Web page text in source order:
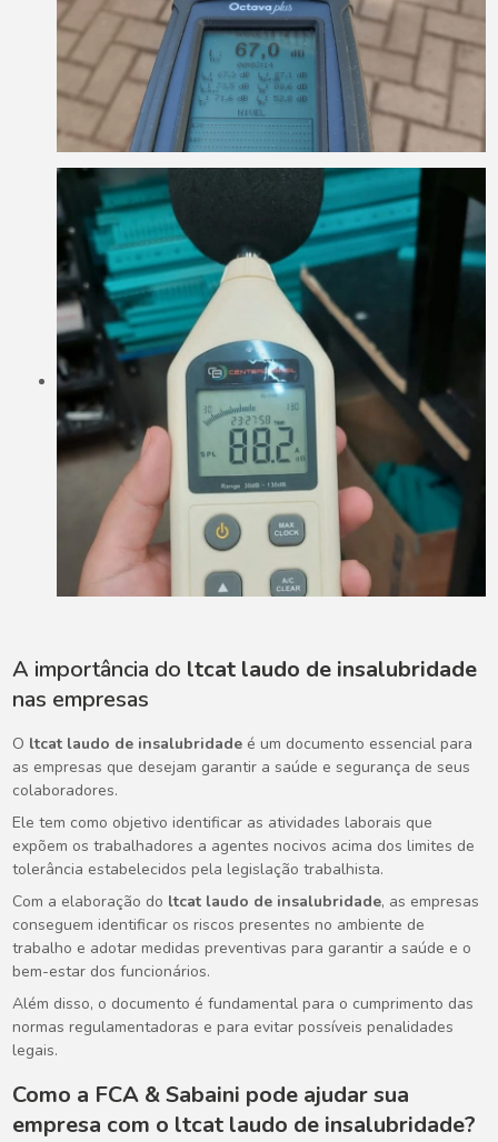
A importância do ltcat laudo de insalubridade
nas empresas
O ltcat laudo de insalubridade é um documento essencial para
as empresas que desejam garantir a saúde e segurança de seus
colaboradores.
Ele tem como objetivo identificar as atividades laborais que
expõem os trabalhadores a agentes nocivos acima dos limites de
tolerância estabelecidos pela legislação trabalhista.
Com a elaboração do ltcat laudo de insalubridade, as empresas
conseguem identificar os riscos presentes no ambiente de
trabalho e adotar medidas preventivas para garantir a saúde e o
bem-estar dos funcionários.
Além disso, o documento é fundamental para o cumprimento das
normas regulamentadoras e para evitar possíveis penalidades
legais.
Como a FCA & Sabaini pode ajudar sua
empresa com o ltcat laudo de insalubridade?